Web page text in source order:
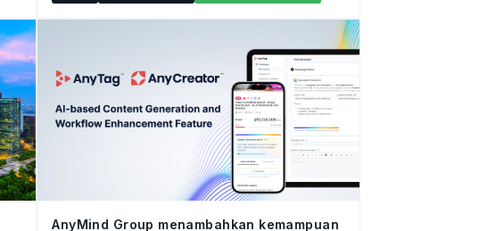
AnyMind Group menambahkan kemampuan